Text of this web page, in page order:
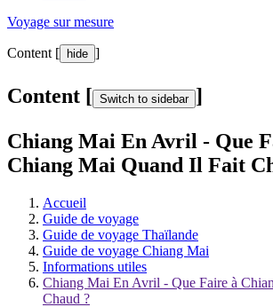
Voyage sur mesure
Content [ hide ]
Content [ Switch to sidebar ]
Chiang Mai En Avril - Que
Chiang Mai Quand Il Fait
Accueil
Guide de voyage
Guide de voyage Thaïlande
Guide de voyage Chiang Mai
Informations utiles
Chiang Mai En Avril - Que Faire à
Chaud ?